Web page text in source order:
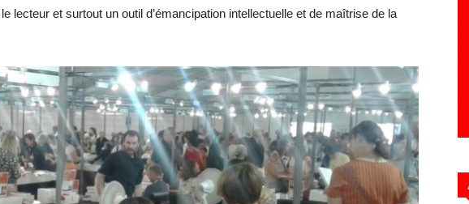
lecteur et surtout un outil d’émancipation intellectuelle et de maîtrise de la